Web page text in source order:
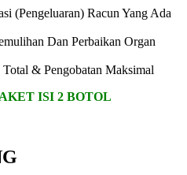
(Pengeluaran) Racun Yang Ada
Dan Perbaikan Organ
& Pengobatan Maksimal
ISI 2 BOTOL